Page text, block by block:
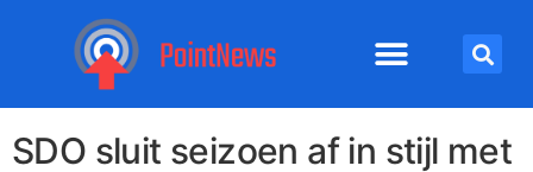
SDO sluit seizoen af in stijl met